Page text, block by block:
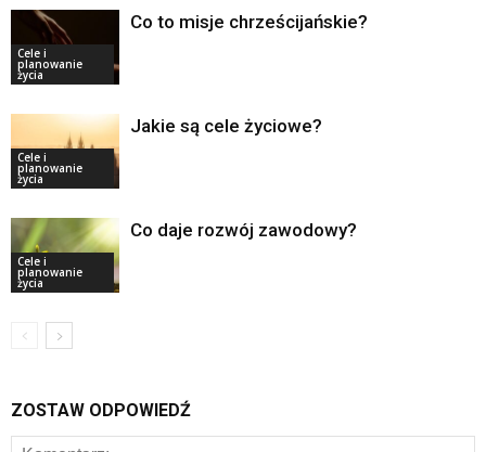
Cele i
planowanie
życia
Co to misje chrześcijańskie?
Cele i
planowanie
życia
Jakie są cele życiowe?
Cele i
planowanie
życia
Co daje rozwój zawodowy?
ZOSTAW ODPOWIEDŹ